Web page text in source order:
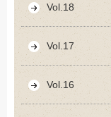
Vol.18
Vol.17
Vol.16